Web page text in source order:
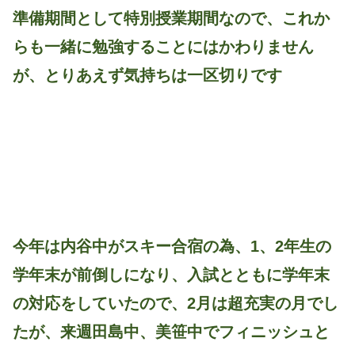
準備期間として特別授業期間なので、これか
らも一緒に勉強することにはかわりません
が、とりあえず気持ちは一区切りです
今年は内谷中がスキー合宿の為、1、2年生の
学年末が前倒しになり、入試とともに学年末
の対応をしていたので、2月は超充実の月でし
たが、来週田島中、美笹中でフィニッシュと